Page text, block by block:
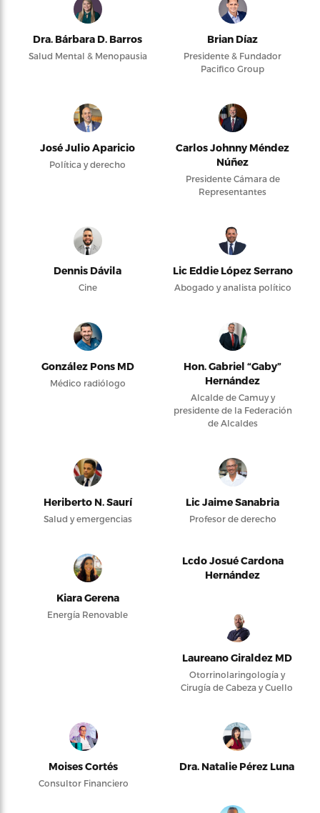
Dra. Bárbara D. Barros
Salud Mental & Menopausia
Brian Díaz
Presidente & Fundador
Pacifico Group
José Julio Aparicio
Política y derecho
Carlos Johnny Méndez
Núñez
Presidente Cámara de
Representantes
Dennis Dávila
Cine
Lic Eddie López Serrano
Abogado y analista político
González Pons MD
Médico radiólogo
Hon. Gabriel “Gaby”
Hernández
Alcalde de Camuy y
presidente de la Federación
de Alcaldes
Heriberto N. Saurí
Salud y emergencias
Lic Jaime Sanabria
Profesor de derecho
Kiara Gerena
Energía Renovable
Lcdo Josué Cardona
Hernández
Laureano Giraldez MD
Otorrinolaringología y
Cirugía de Cabeza y Cuello
Moises Cortés
Consultor Financiero
Dra. Natalie Pérez Luna